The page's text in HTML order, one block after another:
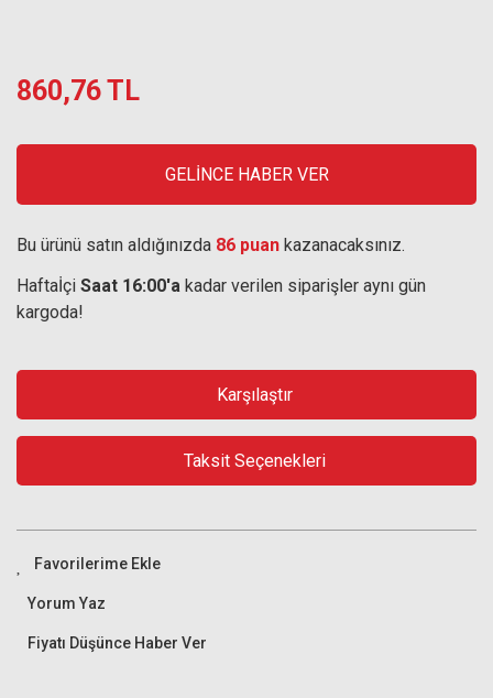
860,76 TL
GELİNCE HABER VER
Bu ürünü satın aldığınızda 86 puan kazanacaksınız.
Haftaİçi Saat 16:00'a kadar verilen siparişler aynı gün
kargoda!
Karşılaştır
Taksit Seçenekleri
Yorum Yaz
Fiyatı Düşünce Haber Ver